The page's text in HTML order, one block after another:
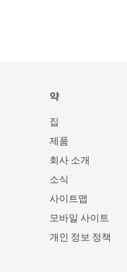
약
집
제품
회사 소개
소식
사이트맵
모바일 사이트
개인 정보 정책